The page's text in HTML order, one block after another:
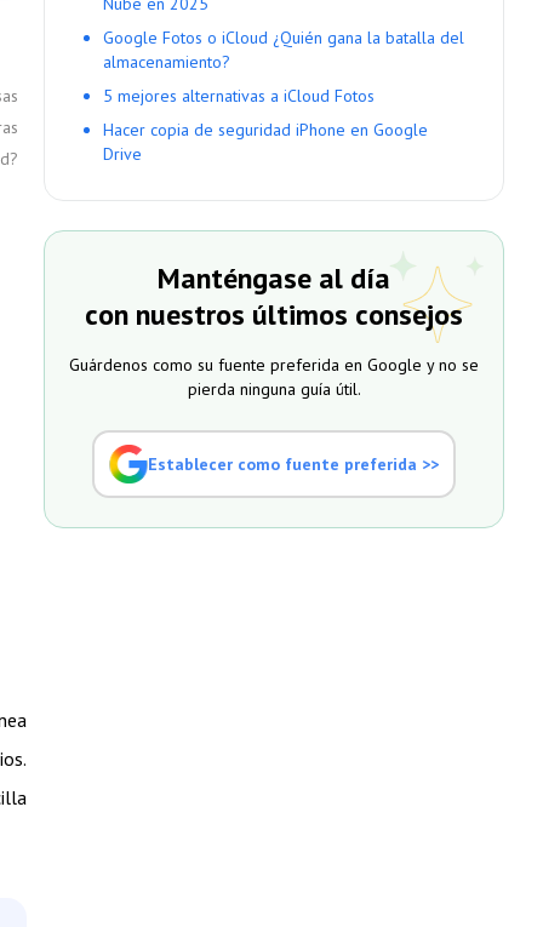
Google Fotos o iCloud ¿Quién gana la batalla del
almacenamiento?
5 mejores alternativas a iCloud Fotos
Hacer copia de seguridad iPhone en Google
Drive
Manténgase al día
con nuestros últimos consejos
Guárdenos como su fuente preferida en Google y no se
pierda ninguna guía útil.
Establecer como fuente preferida >>